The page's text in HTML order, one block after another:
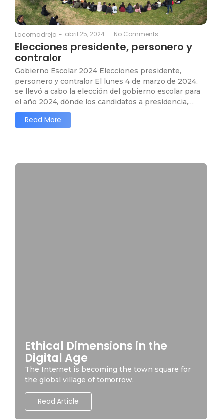
Lacomadreja - abril 25, 2024 - No Comments
Elecciones presidente, personero y
contralor
Gobierno Escolar 2024 Elecciones presidente,
personero y contralor El lunes 4 de marzo de 2024,
se llevó a cabo la elección del gobierno escolar para
el año 2024, dónde los candidatos a presidencia,…
Read More
Ethical Dimensions in the
Digital Age
The Internet is becoming the town square for
the global village of tomorrow.
Read Article